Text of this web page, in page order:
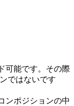
可能です。その際
ではないです
ンポジションの中